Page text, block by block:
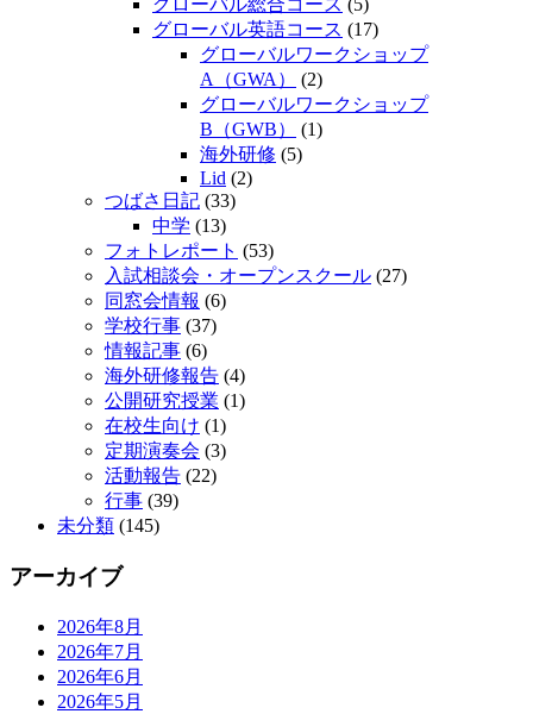
グローバル総合コース (5)
グローバル英語コース (17)
グローバルワークショップ
A（GWA）
(2)
グローバルワークショップ
B（GWB）
(1)
海外研修 (5)
Lid (2)
つばさ日記 (33)
中学 (13)
フォトレポート (53)
入試相談会・オープンスクール (27)
同窓会情報 (6)
学校行事 (37)
情報記事 (6)
海外研修報告 (4)
公開研究授業 (1)
在校生向け (1)
定期演奏会 (3)
活動報告 (22)
行事 (39)
未分類 (145)
アーカイブ
2026年8月
2026年7月
2026年6月
2026年5月